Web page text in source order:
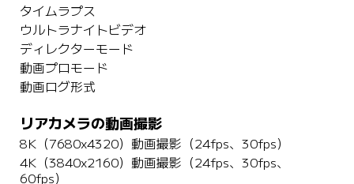
タイムラプス
ウルトラナイトビデオ
ディレクターモード
動画プロモード
動画ログ形式
リアカメラの動画撮影
8K（7680x4320）動画撮影（24fps、30fps）
4K（3840x2160）動画撮影（24fps、30fps、
60fps）